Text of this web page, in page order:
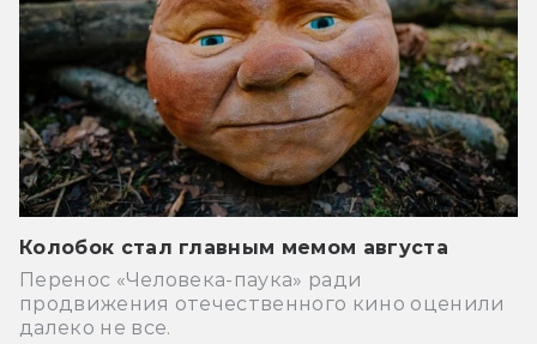
Колобок стал главным мемом августа
Перенос «Человека-паука» ради
продвижения отечественного кино оценили
далеко не все.